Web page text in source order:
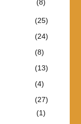
(8)
(25)
(24)
(8)
(13)
(4)
(27)
(1)